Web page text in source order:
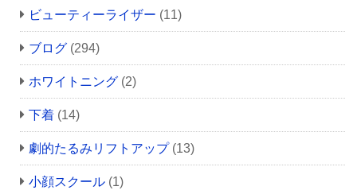
ビューティーライザー (11)
ブログ (294)
ホワイトニング (2)
下着 (14)
劇的たるみリフトアップ(13)
小顔スクール (1)